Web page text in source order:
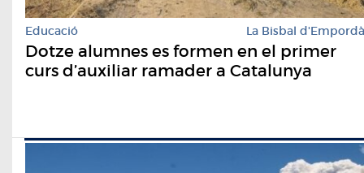
Educació La Bisbal d'Empordà
Dotze alumnes es formen en el primer
curs d’auxiliar ramader a Catalunya